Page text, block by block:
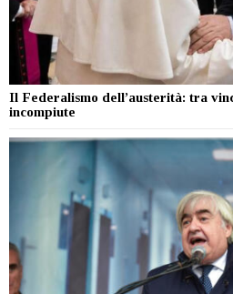
Il Federalismo dell’austerità: tra
incompiute